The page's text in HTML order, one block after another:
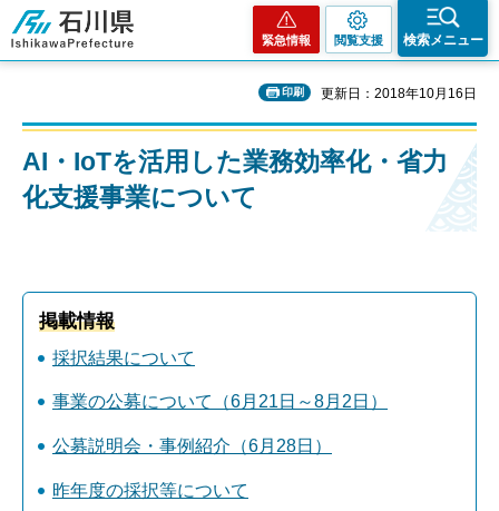
石川県
緊急情報 閲覧支援 検索メニュー
印刷 更新日：2018年10月16日
AI・IoTを活用した業務効率化・省力
化支援事業について
掲載情報
採択結果について
事業の公募について（6月21日～8月2日）
公募説明会・事例紹介（6月28日）
昨年度の採択等について